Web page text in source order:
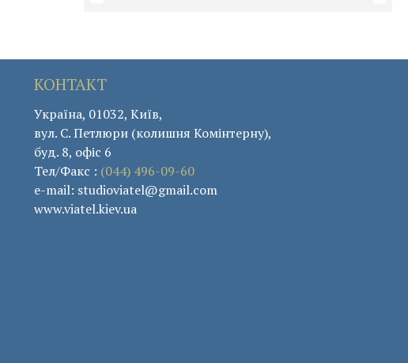
КОНТАКТ
Україна, 01032, Київ,
вул. С. Петлюри (колишня Комінтерну),
буд. 8, офіс 6
Тел/Факс : (044) 496-09-60
e-mail: studioviatel@gmail.com
www.viatel.kiev.ua